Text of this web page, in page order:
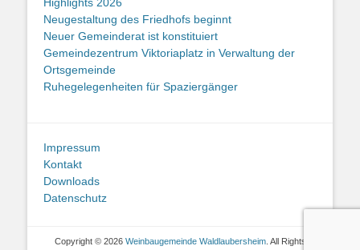
Neugestaltung des Friedhofs beginnt
Neuer Gemeinderat ist konstituiert
Gemeindezentrum Viktoriaplatz in Verwaltung der
Ortsgemeinde
Ruhegelegenheiten für Spaziergänger
Impressum
Kontakt
Downloads
Datenschutz
Copyright © 2026 Weinbaugemeinde Waldlaubersheim. All Rights